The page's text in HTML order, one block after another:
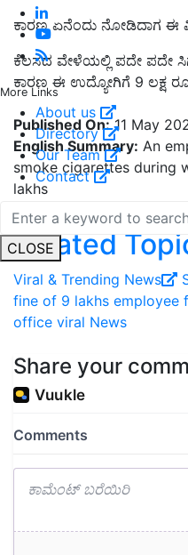
More Links
About us
Directory
Our Team
Contact
CLOSE
ಕಾರಣ ಏನೆಂದು ನೋಡಿದಾಗ
ಕೆಲಸದ ವೇಳೆಯಲ್ಲಿ ಪದೇ ಪದೇ
ಕಾರಣ ಈ ಉದ್ಯೋಗಿಗೆ 9 ಲಕ್ಷ
Published On:11 May
English Summary: An
smoke cigarettes during
lakhs
Related
Viral ‍& Trending News
fine of 9 lakhs employee
office viral News
Share your